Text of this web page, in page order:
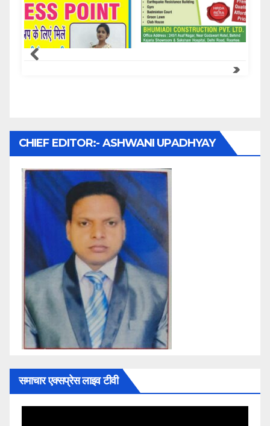
Samachar Express
CHIEF EDITOR:- ASHWANI UPADHYAY
समाचार एक्सप्रेस लाइव टीवी